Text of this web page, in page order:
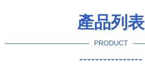
產品列表
PRODUCT
----------------